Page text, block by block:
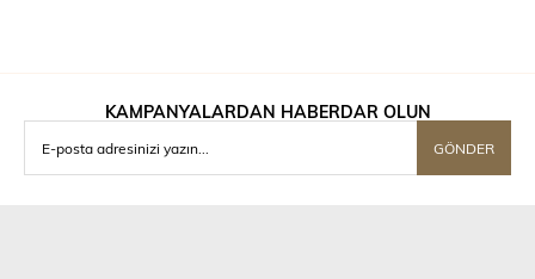
KAMPANYALARDAN HABERDAR OLUN
GÖNDER